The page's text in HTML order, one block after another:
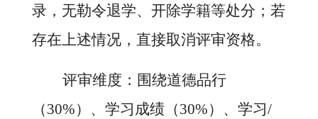
录，无勒令退学、开除学籍等处分；若
存在上述情况，直接取消评审资格。
评审维度：围绕道德品行
（30%）、学习成绩（30%）、学习/